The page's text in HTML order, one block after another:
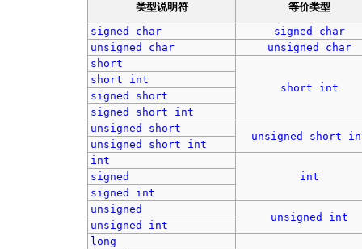
类型说明符
等价类型
signed
char signed
char
unsigned
char unsigned
char
short
short
int
short
int
signed
short
signed
short
int
unsigned
short
unsigned short
unsigned short
int
int
int
signed
signed
int
unsigned
unsigned int
unsigned
int
long